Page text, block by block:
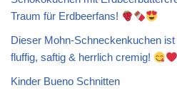
Traum für Erdbeerfans!
Dieser Mohn-Schneckenkuchen
fluffig, saftig & herrlich cremig!
Kinder Bueno Schnitten